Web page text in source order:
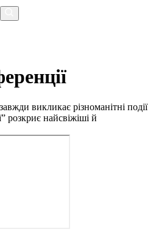
викликає різноманітні події
розкриє найсвіжіші й